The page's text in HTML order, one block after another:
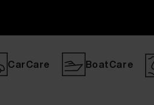
CarCare BoatCare